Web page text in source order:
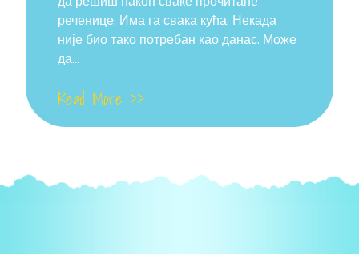
реченице: Има га свака кућа. Некада
није био тако потребан као данас. Може
да...
Read More >>